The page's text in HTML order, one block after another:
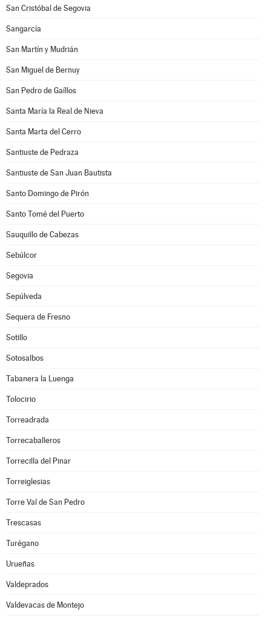
San Cristóbal de Segovia
Sangarcía
San Martín y Mudrián
San Miguel de Bernuy
San Pedro de Gaíllos
Santa María la Real de Nieva
Santa Marta del Cerro
Santiuste de Pedraza
Santiuste de San Juan Bautista
Santo Domingo de Pirón
Santo Tomé del Puerto
Sauquillo de Cabezas
Sebúlcor
Segovia
Sepúlveda
Sequera de Fresno
Sotillo
Sotosalbos
Tabanera la Luenga
Tolocirio
Torreadrada
Torrecaballeros
Torrecilla del Pinar
Torreiglesias
Torre Val de San Pedro
Trescasas
Turégano
Urueñas
Valdeprados
Valdevacas de Montejo